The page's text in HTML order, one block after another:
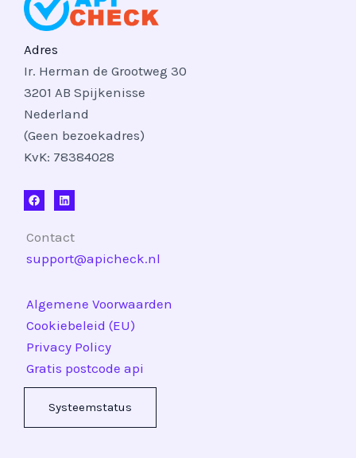
Adres
Ir. Herman de Grootweg 30
3201 AB Spijkenisse
Nederland
(Geen bezoekadres)
KvK: 78384028
Contact
support@apicheck.nl
Algemene Voorwaarden
Cookiebeleid (EU)
Privacy Policy
Gratis postcode api
Systeemstatus